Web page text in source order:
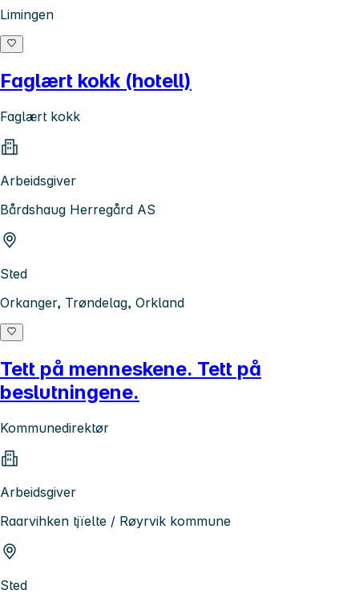
Limingen
Faglært kokk (hotell)
Faglært kokk
Arbeidsgiver
Bårdshaug Herregård AS
Sted
Orkanger, Trøndelag, Orkland
Tett på menneskene. Tett på
beslutningene.
Kommunedirektør
Arbeidsgiver
Raarvihken tjïelte / Røyrvik kommune
Sted